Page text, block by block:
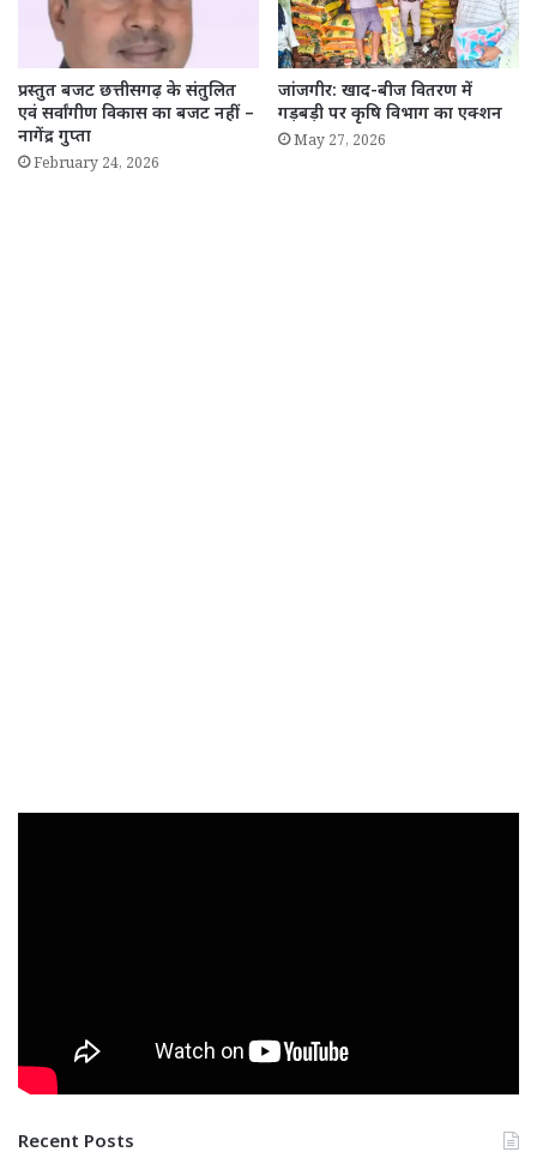
प्रस्तुत बजट छत्तीसगढ़ के संतुलित
एवं सर्वांगीण विकास का बजट नहीं –
नागेंद्र गुप्ता
February 24, 2026
जांजगीर: खाद-बीज वितरण में
गड़बड़ी पर कृषि विभाग का एक्शन
May 27, 2026
Recent Posts